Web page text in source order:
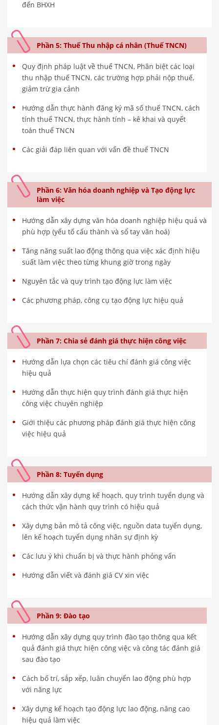
đến BHXH
Phần 5: Thuế Thu nhập cá nhân (Thuế TNCN)
Quy định pháp luật về thuế TNCN, Phân biệt các loại
thu nhập thuế TNCN, các trường hợp phải nộp thuế,
giảm trừ gia cảnh
Hướng dẫn thực hành đăng ký mã số thuế TNCN, cách
tính thuế TNCN, thực hành tính – kê khai và quyết
toán thuế TNCN
Các giải đáp liên quan với vấn đề thuế TNCN
Phần 6: Văn hóa doanh nghiệp và Tạo động lực
làm việc
Hướng dẫn xây dựng văn hóa doanh nghiệp hiệu quả và
phù hợp (yếu tố cấu thành và sổ tay văn hoá)
Tăng năng suất lao động thông qua việc xác định hiệu
suất làm việc theo từng khung giờ trong ngày
Nguyên tắc và quy trình tạo động lực làm việc
Các phương pháp, công cụ tạo động lực hiệu quả
Phần 7: Chia sẻ đánh giá thực hiện công việc
Hướng dẫn lựa chọn các tiêu chí đánh giá công việc
hiệu quả
Hướng dẫn thực hiện quy trình đánh giá thực hiện
công việc chuyên nghiệp
Giới thiệu các phương pháp đánh giá thực hiện công
việc hiệu quả
Phần 8: Tuyển dụng
Hướng dẫn xây dựng kế hoạch, quy trình tuyển dụng và
cách thức vận hành quy trình có hiệu quả
Xây dựng bản mô tả công việc, nguồn data tuyển dụng,
lên kế hoạch tuyển dụng nhân sự định kỳ
Các lưu ý khi chuẩn bị và thực hành phỏng vấn
Hướng dẫn viết và đánh giá CV xin việc
Phần 9: Đào tạo
Hướng dẫn xây dựng quy trình đào tạo thông qua kết
quả đánh giá thực hiện công việc và công tác đánh giá
sau đào tạo
Cách bố trí, sắp xếp, luân chuyển lao động phù hợp
với năng lực
Xây dựng kế hoạch tạo động lực lao động, nâng cao
hiệu quả làm việc